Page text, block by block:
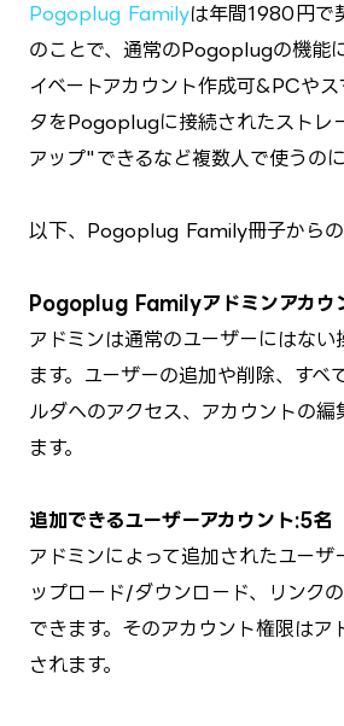
Pogoplug Familyは年間1980円で
のことで、通常のPogoplugの機能
イベートアカウント作成可&PCやス
タをPogoplugに接続されたストレ
アップ"できるなど複数人で使うのに
以下、Pogoplug Family冊子からの
Pogoplug Familyアドミンアカウ
アドミンは通常のユーザーにはない
ます。ユーザーの追加や削除、すべ
ルダへのアクセス、アカウントの編
ます。
追加できるユーザーアカウント:5名
アドミンによって追加されたユーザ
ップロード/ダウンロード、リンク
できます。そのアカウント権限はア
されます。